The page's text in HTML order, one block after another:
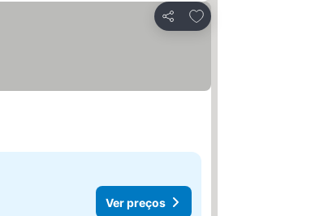
Partilhar
Adicionar aos favoritos
Ver preços